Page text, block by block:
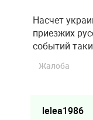
Насчет
приезжих
событий
Жалоба
lelea1986